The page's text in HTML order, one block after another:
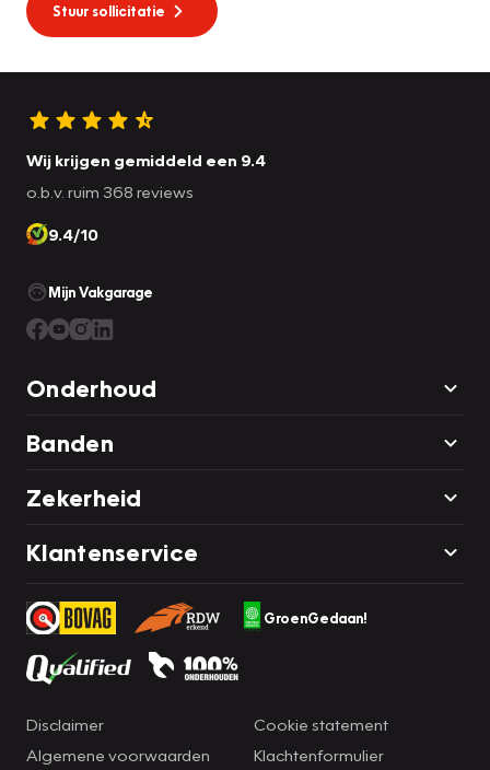
Stuur sollicitatie
Wij krijgen gemiddeld een 9.4
o.b.v. ruim 368 reviews
9.4/10
Mijn Vakgarage
Onderhoud
Banden
Zekerheid
Klantenservice
GroenGedaan!
Disclaimer
Algemene voorwaarden
Cookie statement
Klachtenformulier